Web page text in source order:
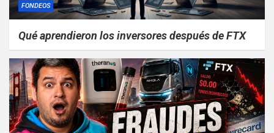
FONDEOS
Qué aprendieron los inversores después de FTX